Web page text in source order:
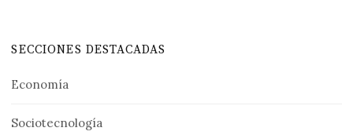
SECCIONES DESTACADAS
Economía
Sociotecnología